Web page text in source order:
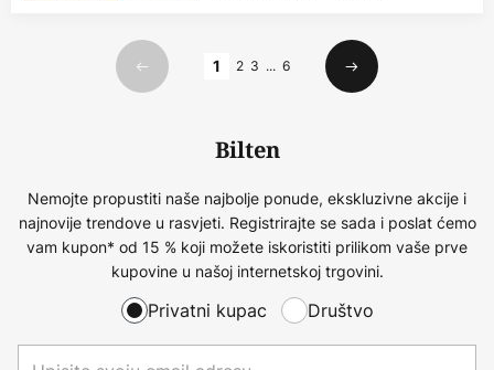
Prethodno
1 2 3 ... 6
Sljedeći
Bilten
Nemojte propustiti naše najbolje ponude, ekskluzivne akcije i
najnovije trendove u rasvjeti. Registrirajte se sada i poslat ćemo
vam kupon* od 15 % koji možete iskoristiti prilikom vaše prve
kupovine u našoj internetskoj trgovini.
Privatni kupac Društvo